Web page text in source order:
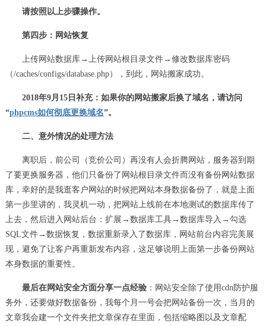
请按照以上步骤操作。
第四步：网站恢复
上传网站数据库→上传网站根目录文件→修改数据库密码
（/caches/configs/database.php），到此，网站搬家成功。
2018年9月15日补充：如果你的网站搬家后换了域名，请访问
“phpcms如何彻底更换域名”。
二、意外情况的处理方法
离职后，前公司（竞价公司）再没有人会折腾网站，服务器到期
了要更换服务器，他们只备份了网站根目录文件而没有备份网站数据
库，幸好的是我逛客户网站的时候把网站本身数据备份了，就是上面
第一步里讲的，我灵机一动，把网站上线前在本地测试的数据库传了
上去，然后进入网站后台：扩展→数据库工具→数据库导入→勾选
SQL文件→数据恢复，数据重新录入了数据库，网站前台内容完美展
现，避免了让客户再重新发布内容，这足够说明上面第一步备份网站
本身数据的重要性。
最后在网站安全方面分享一点经验：网站安全除了使用cdn防护服
务外，还要做好数据备份，我每个月一号会把网站备份一次，当月的
文章我会建一个文件夹把文章保存在里面，包括缩略图以及文章配